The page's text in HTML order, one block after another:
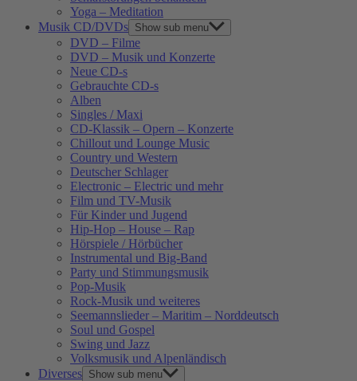
Yoga – Meditation
Musik CD/DVDs Show sub menu
DVD – Filme
DVD – Musik und Konzerte
Neue CD-s
Gebrauchte CD-s
Alben
Singles / Maxi
CD-Klassik – Opern – Konzerte
Chillout und Lounge Music
Country und Western
Deutscher Schlager
Electronic – Electric und mehr
Film und TV-Musik
Für Kinder und Jugend
Hip-Hop – House – Rap
Hörspiele / Hörbücher
Instrumental und Big-Band
Party und Stimmungsmusik
Pop-Musik
Rock-Musik und weiteres
Seemannslieder – Maritim – Norddeutsch
Soul und Gospel
Swing und Jazz
Volksmusik und Alpenländisch
Diverses Show sub menu